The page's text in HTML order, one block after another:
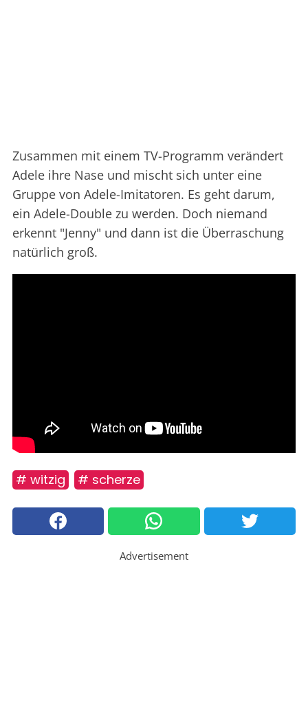
Zusammen mit einem TV-Programm verändert
Adele ihre Nase und mischt sich unter eine
Gruppe von Adele-Imitatoren. Es geht darum,
ein Adele-Double zu werden. Doch niemand
erkennt "Jenny" und dann ist die Überraschung
natürlich groß.
# witzig # scherze
Advertisement